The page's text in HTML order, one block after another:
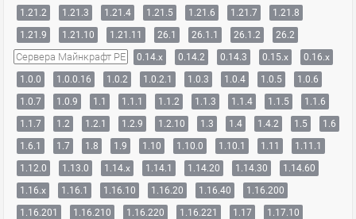
1.21.2
1.21.3 1.21.4 1.21.5 1.21.6 1.21.7
1.21.8
1.21.9
1.21.10 1.21.11 26.1 26.1.1 26.1.2 26.2
Сервера Майнкрафт PE 0.14.x 0.14.2 0.14.3 0.15.x
0.16.x
1.0.0
1.0.0.16 1.0.2 1.0.2.1 1.0.3 1.0.4 1.0.5
1.0.6
1.0.7
1.0.9 1.1 1.1.1 1.1.2 1.1.3 1.1.4 1.1.5
1.1.6
1.1.7
1.2 1.2.1 1.2.9 1.2.10 1.3 1.4 1.4.2 1.5
1.6
1.6.1
1.7 1.8 1.9 1.10 1.10.0 1.10.1 1.11
1.11.1
1.12.0
1.13.0 1.14.x 1.14.1 1.14.20 1.14.30
1.14.60
1.16.x
1.16.1 1.16.10 1.16.20 1.16.40
1.16.200
1.16.201
1.16.210 1.16.220 1.16.221 1.17
1.17.10